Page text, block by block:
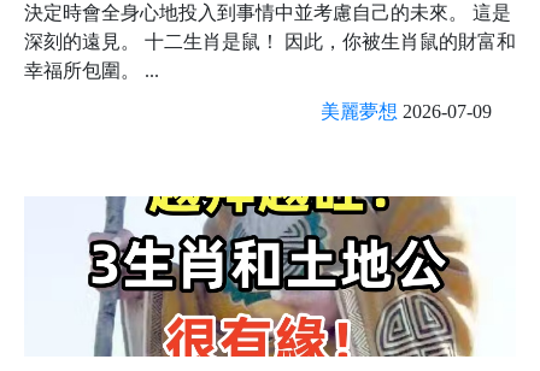
決定時會全身心地投入到事情中並考慮自己的未來。 這是
深刻的遠見。 十二生肖是鼠！ 因此，你被生肖鼠的財富和
幸福所包圍。 ...
美麗夢想 2026-07-09